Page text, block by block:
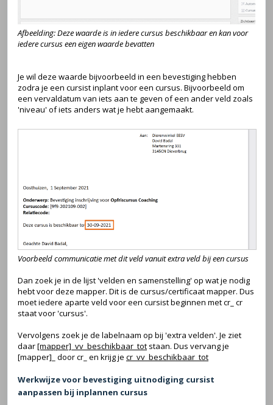
Afbeelding: Deze waarde is in iedere cursus beschikbaar en kan voor
iedere cursus een eigen waarde bevatten
Je wil deze waarde bijvoorbeeld in een bevestiging hebben
zodra je een cursist inplant voor een cursus. Bijvoorbeeld om
een vervaldatum van iets aan te geven of een ander veld zoals
'niveau' of iets anders wat je hebt aangemaakt.
Voorbeeld communicatie met dit veld vanuit extra veld bij een cursus
Dan zoek je in de lijst 'velden en samenstelling' op wat je nodig
hebt voor deze mapper. Dit is de cursus/certificaat mapper. Dus
moet iedere aparte veld voor een cursist beginnen met cr_ cr
staat voor 'cursus'.
Vervolgens zoek je de labelnaam op bij 'extra velden'. Je ziet
daar[mapper]_vv_beschikbaar_tot staan. Dus vervang je
[mapper]_ door cr_ en krijg je cr_vv_beschikbaar_tot
Werkwijze voor bevestiging uitnodiging cursist
aanpassen bij inplannen cursus